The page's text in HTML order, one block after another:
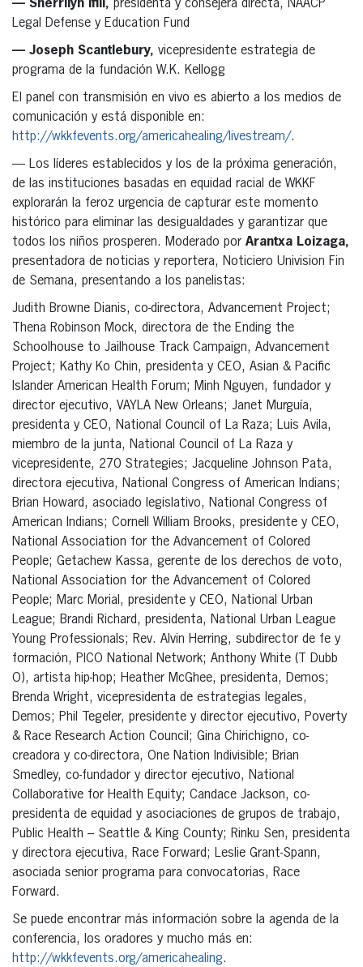
— Sherrilyn Ifill, presidenta y consejera directa, NAACP
Legal Defense y Education Fund
— Joseph Scantlebury, vicepresidente estrategia de
programa de la fundación W.K. Kellogg
El panel con transmisión en vivo es abierto a los medios de
comunicación y está disponible en:
http://wkkfevents.org/americahealing/livestream/.
— Los líderes establecidos y los de la próxima generación,
de las instituciones basadas en equidad racial de WKKF
explorarán la feroz urgencia de capturar este momento
histórico para eliminar las desigualdades y garantizar que
todos los niños prosperen. Moderado por Arantxa Loizaga,
presentadora de noticias y reportera, Noticiero Univision Fin
de Semana, presentando a los panelistas:
Judith Browne Dianis, co-directora, Advancement Project;
Thena Robinson Mock, directora de the Ending the
Schoolhouse to Jailhouse Track Campaign, Advancement
Project; Kathy Ko Chin, presidenta y CEO, Asian & Pacific
Islander American Health Forum; Minh Nguyen, fundador y
director ejecutivo, VAYLA New Orleans; Janet Murguía,
presidenta y CEO, National Council of La Raza; Luis Avila,
miembro de la junta, National Council of La Raza y
vicepresidente, 270 Strategies; Jacqueline Johnson Pata,
directora ejecutiva, National Congress of American Indians;
Brian Howard, asociado legislativo, National Congress of
American Indians; Cornell William Brooks, presidente y CEO,
National Association for the Advancement of Colored
People; Getachew Kassa, gerente de los derechos de voto,
National Association for the Advancement of Colored
People; Marc Morial, presidente y CEO, National Urban
League; Brandi Richard, presidenta, National Urban League
Young Professionals; Rev. Alvin Herring, subdirector de fe y
formación, PICO National Network; Anthony White (T Dubb
O), artista hip-hop; Heather McGhee, presidenta, Demos;
Brenda Wright, vicepresidenta de estrategias legales,
Demos; Phil Tegeler, presidente y director ejecutivo, Poverty
& Race Research Action Council; Gina Chirichigno, co-
creadora y co-directora, One Nation Indivisible; Brian
Smedley, co-fundador y director ejecutivo, National
Collaborative for Health Equity; Candace Jackson, co-
presidenta de equidad y asociaciones de grupos de trabajo,
Public Health – Seattle & King County; Rinku Sen, presidenta
y directora ejecutiva, Race Forward; Leslie Grant-Spann,
asociada senior programa para convocatorias, Race
Forward.
Se puede encontrar más información sobre la agenda de la
conferencia, los oradores y mucho más en:
http://wkkfevents.org/americahealing.